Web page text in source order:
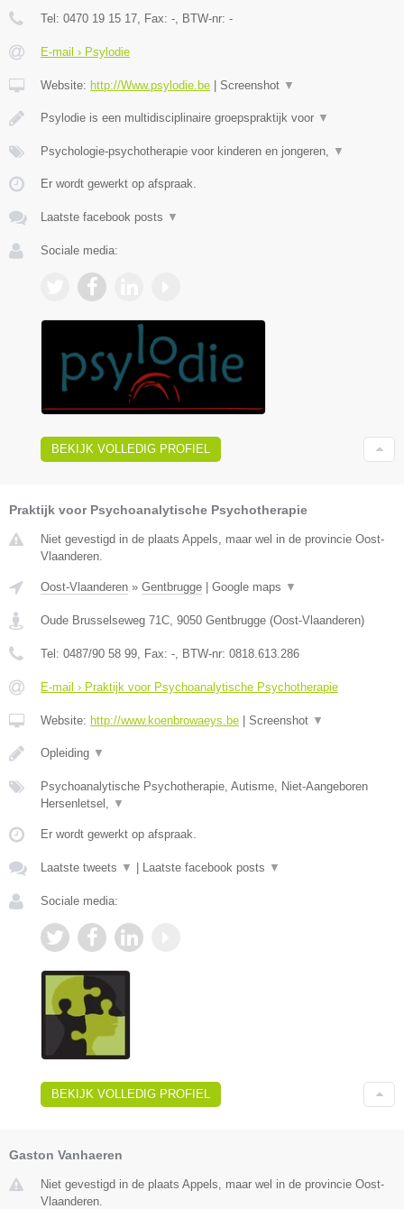
Tel: 0470 19 15 17, Fax: -, BTW-nr: -
E-mail › Psylodie
Website: http://Www.psylodie.be Screenshot ▼
Psylodie is een multidisciplinaire groepspraktijk voor ▼
Psychologie-psychotherapie voor kinderen en jongeren, ▼
Er wordt gewerkt op afspraak.
Laatste facebook posts ▼
Sociale media:
BEKIJK VOLLEDIG PROFIEL
Praktijk voor Psychoanalytische Psychotherapie
Niet gevestigd in de plaats Appels, maar wel in de provincie Oost-
Vlaanderen.
Oost-Vlaanderen » Gentbrugge Google maps ▼
Oude Brusselseweg 71C, 9050 Gentbrugge (Oost-Vlaanderen)
Tel: 0487/90 58 99, Fax: -, BTW-nr: 0818.613.286
E-mail › Praktijk voor Psychoanalytische Psychotherapie
Website: http://www.koenbrowaeys.be Screenshot ▼
Opleiding ▼
Psychoanalytische Psychotherapie, Autisme, Niet-Aangeboren
Hersenletsel, ▼
Er wordt gewerkt op afspraak.
Laatste tweets ▼ Laatste facebook posts ▼
Sociale media:
BEKIJK VOLLEDIG PROFIEL
Gaston Vanhaeren
Niet gevestigd in de plaats Appels, maar wel in de provincie Oost-
Vlaanderen.